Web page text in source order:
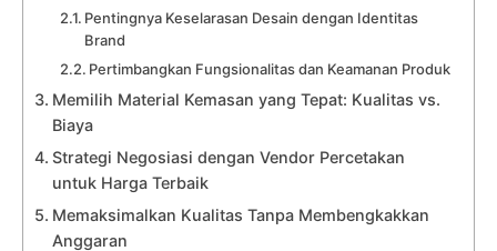
Pentingnya Keselarasan Desain dengan Identitas
Brand
Pertimbangkan Fungsionalitas dan Keamanan Produk
Memilih Material Kemasan yang Tepat: Kualitas vs.
Biaya
Strategi Negosiasi dengan Vendor Percetakan
untuk Harga Terbaik
Memaksimalkan Kualitas Tanpa Membengkakkan
Anggaran